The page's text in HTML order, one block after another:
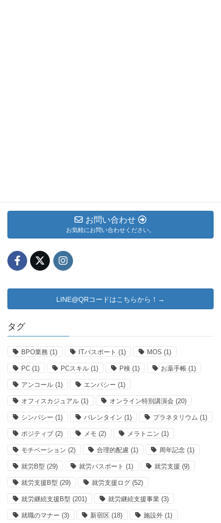
お問い合わせ
お気軽にお問い合わせください。
LINE@QRコードはこちらから！→
タグ
BPO業務 (1) ITパスポート (1) MOS (1)
PC (1) PCスキル (1) P検 (1) お薬手帳 (1)
アンコール (1) エンパシー (1)
オフィスカジュアル (1) オンライン特別講演会 (20)
シンパシー (1) バレンタイン (1) プラネタリウム (1)
ポジティブ (2) メモ (2) メラトニン (1)
モチベーション (2) 合理的配慮 (1) 周年記念 (1)
就労B型 (29) 就労パスポート (1) 就労支援 (9)
就労支援B型 (29) 就労支援ログ (52)
就労継続支援B型 (201) 就労継続支援事業 (3)
就職のマナー (3) 新宿区 (18) 施設外 (1)